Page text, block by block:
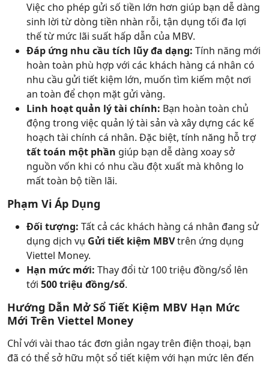
Việc cho phép gửi số tiền lớn hơn giúp bạn dễ dàng
sinh lời từ dòng tiền nhàn rỗi, tận dụng tối đa lợi
thế từ mức lãi suất hấp dẫn của MBV.
Đáp ứng nhu cầu tích lũy đa dạng: Tính năng mới
hoàn toàn phù hợp với các khách hàng cá nhân có
nhu cầu gửi tiết kiệm lớn, muốn tìm kiếm một nơi
an toàn để chọn mặt gửi vàng.
Linh hoạt quản lý tài chính: Bạn hoàn toàn chủ
động trong việc quản lý tài sản và xây dựng các kế
hoạch tài chính cá nhân. Đặc biệt, tính năng hỗ trợ
tất toán một phần giúp bạn dễ dàng xoay sở
nguồn vốn khi có nhu cầu đột xuất mà không lo
mất toàn bộ tiền lãi.
Phạm Vi Áp Dụng
Đối tượng: Tất cả các khách hàng cá nhân đang sử
dụng dịch vụ Gửi tiết kiệm MBVtrên ứng dụng
Viettel Money.
Hạn mức mới: Thay đổi từ 100 triệu đồng/sổ lên
tới 500 triệu đồng/sổ.
Hướng Dẫn Mở Sổ Tiết Kiệm MBV Hạn Mức
Mới Trên Viettel Money
Chỉ với vài thao tác đơn giản ngay trên điện thoại, bạn
đã có thể sở hữu một sổ tiết kiệm với hạn mức lên đến